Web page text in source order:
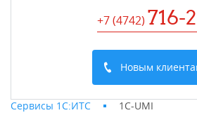
+7 (4742) 716-
Новым
Сервисы 1С:ИТС 1C-UMI